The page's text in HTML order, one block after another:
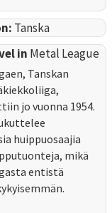
Tanska
in Metal League
Tanskan
jo vuonna 1954.
huippuosaajia
mikä
entistä